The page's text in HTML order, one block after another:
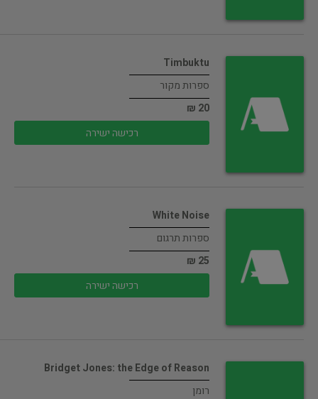
Timbuktu
ספרות מקור
20 ₪
רכישה ישירה
White Noise
ספרות תרגום
25 ₪
רכישה ישירה
Bridget Jones: the Edge of Reason
רומן